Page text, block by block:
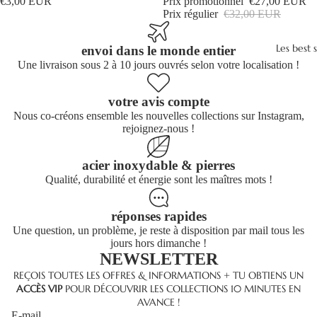
Les best
Prix régulier €32,00 EUR
envoi dans le monde entier
Une livraison sous 2 à 10 jours ouvrés selon votre localisation !
votre avis compte
Nous co-créons ensemble les nouvelles collections sur Instagram,
rejoignez-nous !
acier inoxydable & pierres
Qualité, durabilité et énergie sont les maîtres mots !
réponses rapides
Une question, un problème, je reste à disposition par mail tous les
jours hors dimanche !
NEWSLETTER
REÇOIS TOUTES LES OFFRES & INFORMATIONS + TU OBTIENS UN
ACCÈS VIPPOUR DÉCOUVRIR LES COLLECTIONS 10 MINUTES EN
AVANCE !
Politique de remboursement
Politique de confidentialité
Conditions d’utilisation